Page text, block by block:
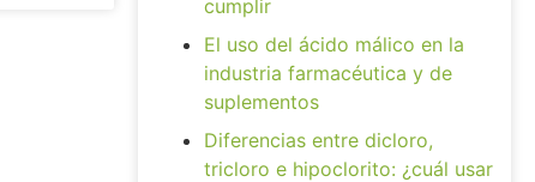
cumplir
El uso del ácido málico en la
industria farmacéutica y de
suplementos
Diferencias entre dicloro,
tricloro e hipoclorito: ¿cuál usar